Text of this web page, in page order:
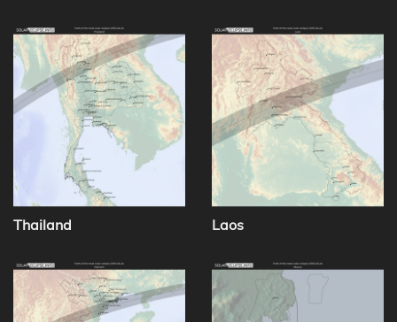
Thailand Laos